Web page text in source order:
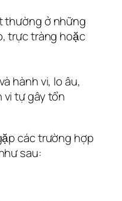
thường ở những
trực tràng hoặc
hành vi, lo âu,
vi tự gây tổn
các trường hợp
sau: